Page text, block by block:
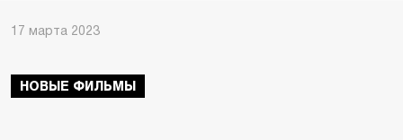
17 марта 2023
НОВЫЕ ФИЛЬМЫ